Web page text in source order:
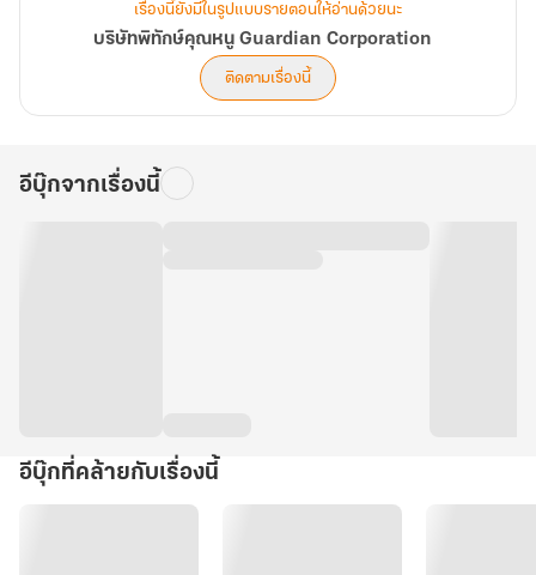
เรื่องนี้ยังมีในรูปแบบรายตอนให้อ่านด้วยนะ
บริษัทพิทักษ์คุณหนู Guardian Corporation
ติดตามเรื่องนี้
อีบุ๊กจากเรื่องนี้
อีบุ๊กที่คล้ายกับเรื่องนี้